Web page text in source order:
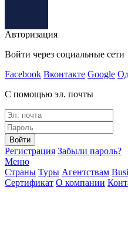
Авторизация
Войти через социальные сети
Facebook Вконтакте Google
С помощью эл. почты
Войти
Регистрация Забыли пароль?
Меню
Страны Туры Агентствам
Сертификат О компании